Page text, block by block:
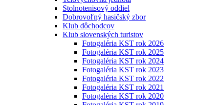
Stolnotenisový oddiel
Dobrovoľný hasičský zbor
Klub dôchodcov
Klub slovenských turistov
Fotogaléria KST rok 2026
Fotogaléria KST rok 2025
Fotogaléria KST rok 2024
Fotogaléria KST rok 2023
Fotogaléria KST rok 2022
Fotogaléria KST rok 2021
Fotogaléria KST rok 2020